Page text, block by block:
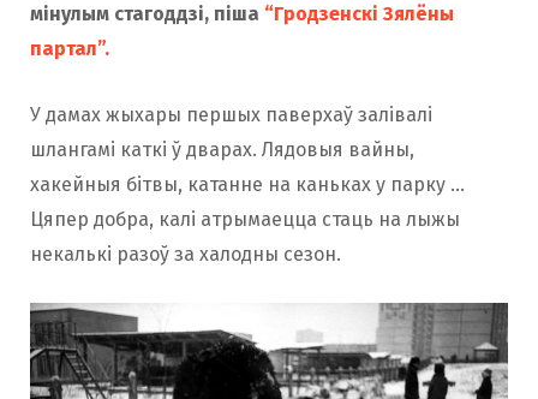
мінулым стагоддзі, піша “Гродзенскі Зялёны
партал”.
У дамах жыхары першых паверхаў залівалі
шлангамі каткі ў дварах. Лядовыя вайны,
хакейныя бітвы, катанне на каньках у парку …
Цяпер добра, калі атрымаецца стаць на лыжы
некалькі разоў за халодны сезон.